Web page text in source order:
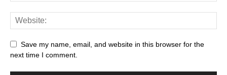
Save my name, email, and website in this browser for the
next time I comment.